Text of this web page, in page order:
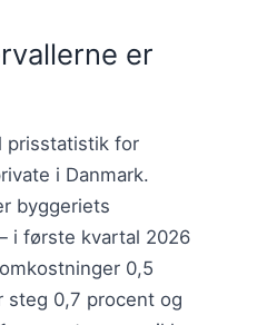
er
prisstatistik for
i Danmark.
byggeriets
i første kvartal 2026
0,5
steg 0,7 procent og